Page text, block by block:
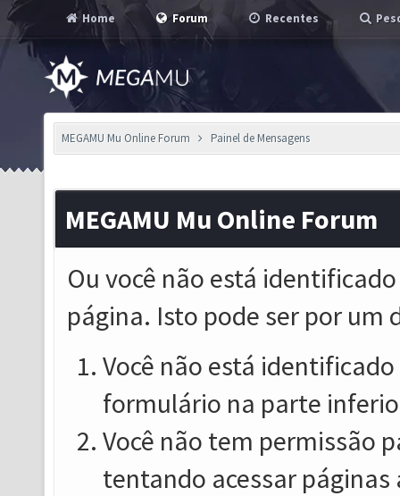
Home Forum Recentes
MEGAMU Mu Online Forum Painel de Mensagens
MEGAMU Mu Online Forum
Ou você não está
página. Isto pode ser por um
Você não está
formulário na parte
Você não tem permissão
tentando acessar